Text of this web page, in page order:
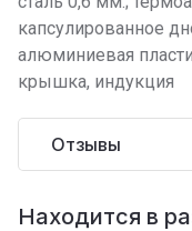
капсулированное
алюминиевая
крышка, индукция
Отзывы
Находится в